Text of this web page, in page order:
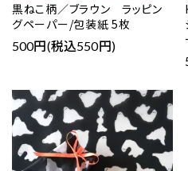
黒ねこ柄／ブラウン ラッピン
グペーパー/包装紙 5枚
500円(税込550円)